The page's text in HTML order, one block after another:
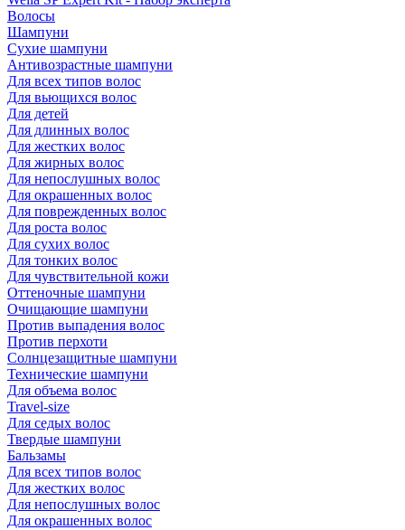
Волосы
Шампуни
Сухие шампуни
Антивозрастные шампуни
Для всех типов волос
Для вьющихся волос
Для детей
Для длинных волос
Для жестких волос
Для жирных волос
Для непослушных волос
Для окрашенных волос
Для поврежденных волос
Для роста волос
Для сухих волос
Для тонких волос
Для чувствительной кожи
Оттеночные шампуни
Очищающие шампуни
Против выпадения волос
Против перхоти
Солнцезащитные шампуни
Технические шампуни
Для объема волос
Travel-size
Для седых волос
Твердые шампуни
Бальзамы
Для всех типов волос
Для жестких волос
Для непослушных волос
Для окрашенных волос